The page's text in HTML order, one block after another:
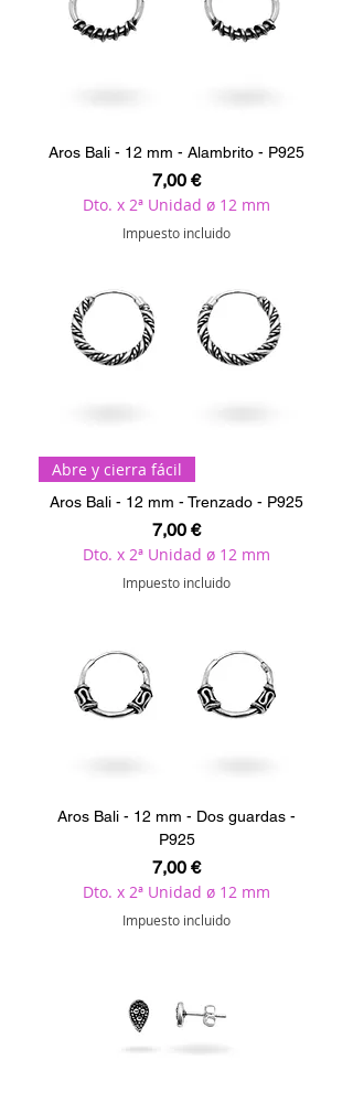
Aros Bali - 12 mm - Alambrito - P925
Precio
7,00 €
Dto. x 2ª Unidad ø 12 mm
Impuesto incluido
Abre y cierra fácil
Aros Bali - 12 mm - Trenzado - P925
Precio
7,00 €
Dto. x 2ª Unidad ø 12 mm
Impuesto incluido
Aros Bali - 12 mm - Dos guardas -
P925
Precio
7,00 €
Dto. x 2ª Unidad ø 12 mm
Impuesto incluido